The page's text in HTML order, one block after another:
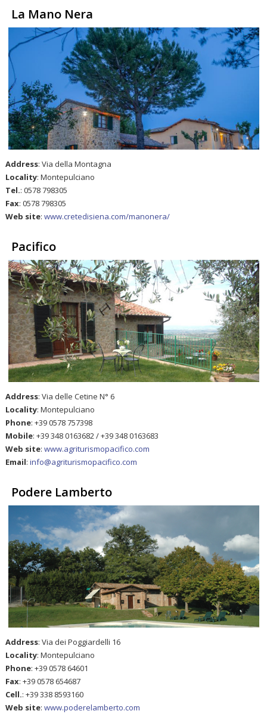
La Mano Nera
Address: Via della Montagna
Locality: Montepulciano
Tel.: 0578 798305
Fax: 0578 798305
Web site:www.cretedisiena.com/manonera/
Pacifico
Address: Via delle Cetine N° 6
Locality: Montepulciano
Phone: +39 0578 757398
Mobile: +39 348 0163682 / +39 348 0163683
Web site:www.agriturismopacifico.com
Email:info@agriturismopacifico.com
Podere Lamberto
Address: Via dei Poggiardelli 16
Locality: Montepulciano
Phone: +39 0578 64601
Fax: +39 0578 654687
Cell.: +39 338 8593160
Web site:www.poderelamberto.com